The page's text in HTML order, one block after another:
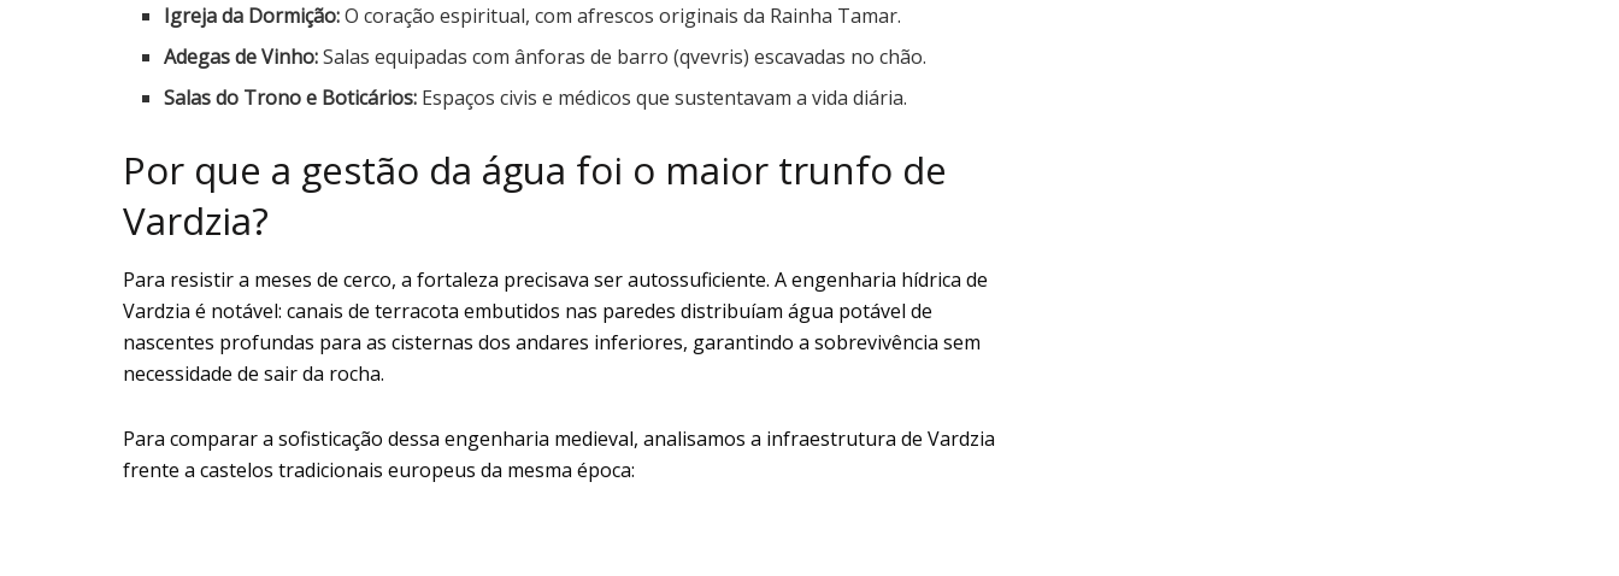
Igreja da Dormição:O coração espiritual, com afrescos originais da Rainha Tamar.
Adegas de Vinho:Salas equipadas com ânforas de barro (qvevris) escavadas no chão.
Salas do Trono e Boticários: Espaços civis e médicos que sustentavam a vida diária.
Por que a gestão da água foi o maior trunfo de
Vardzia?
Para resistir a meses de cerco, a fortaleza precisava ser autossuficiente. A engenharia hídrica de
Vardzia é notável: canais de terracota embutidos nas paredes distribuíam água potável de
nascentes profundas para as cisternas dos andares inferiores, garantindo a sobrevivência sem
necessidade de sair da rocha.
Para comparar a sofisticação dessa engenharia medieval, analisamos a infraestrutura de Vardzia
frente a castelos tradicionais europeus da mesma época: